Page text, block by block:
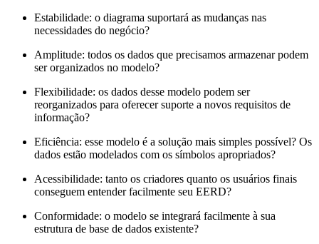
Estabilidade: o diagrama suportará as mudanças nas
necessidades do negócio?
Amplitude: todos os dados que precisamos armazenar podem
ser organizados no modelo?
Flexibilidade: os dados desse modelo podem ser
reorganizados para oferecer suporte a novos requisitos de
informação?
Eficiência: esse modelo é a solução mais simples possível? Os
dados estão modelados com os símbolos apropriados?
Acessibilidade: tanto os criadores quanto os usuários finais
conseguem entender facilmente seu EERD?
Conformidade: o modelo se integrará facilmente à sua
estrutura de base de dados existente?